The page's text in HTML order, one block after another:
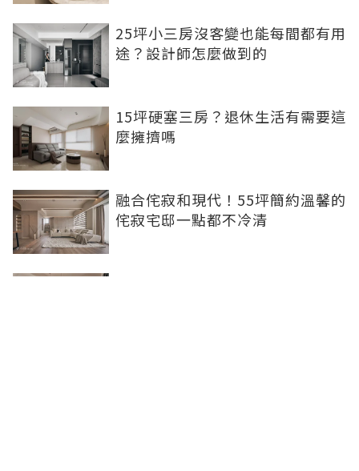
25坪小三房沒客變也能每間都有用
途？設計師怎麼做到的
15坪硬塞三房？退休生活有需要這
麼擁擠嗎
融合侘寂和現代！55坪簡約溫馨的
侘寂宅邸一點都不冷清